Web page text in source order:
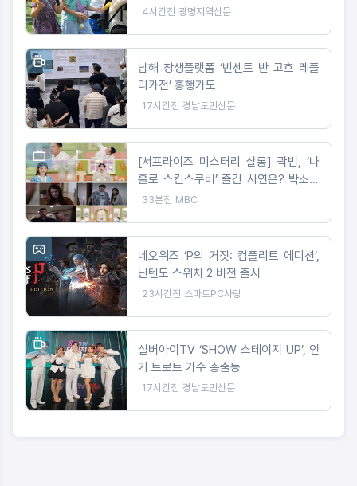
4시간전 광명지역신문
남해 창생플랫폼 ‘빈센트 반 고흐 레플
리카전’ 흥행가도
17시간전 경남도민신문
[서프라이즈 미스터리 살롱] 곽범, ‘나
홀로 스킨스쿠버’ 즐긴 사연은? 박소영
아나 “절대 이해 못해!”
33분전 MBC
네오위즈 ‘P의 거짓: 컴플리트 에디션’,
닌텐도 스위치 2 버전 출시
23시간전 스마트PC사랑
실버아이TV ‘SHOW 스테이지 UP’, 인
기 트로트 가수 총출동
17시간전 경남도민신문